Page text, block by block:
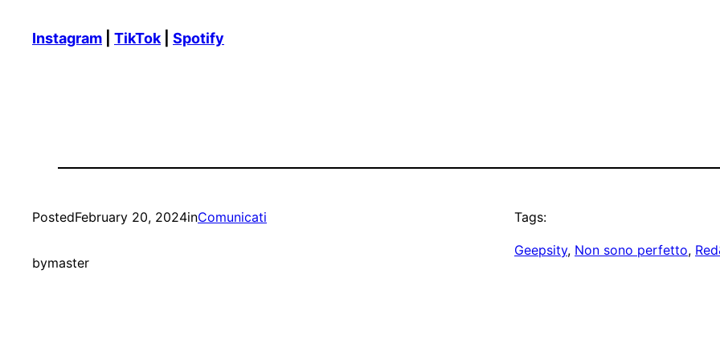
Instagram TikTok| Spotify
PostedFebruary 20, 2024inComunicati
bymaster
Tags:
Geepsity, Non sono perfetto,